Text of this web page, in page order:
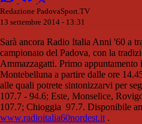
Redazione PadovaSport.TV
13 settembre 2014 - 13:31
Sarà ancora Radio Italia Anni '60 a
campionato del Padova, con la
Ammazzagatti. Primo appuntamento
Montebelluna a partire dalle ore
alle quali potrete sintonizzarvi per
107.7 - 94.6; Este, Monselice,
107.7; Chioggia 97.7. Disponibile
www.radioitalia60nordest.it .